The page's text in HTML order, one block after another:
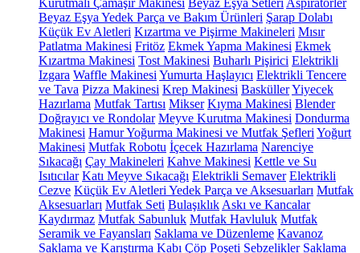
Kurutmalı Çamaşır Makinesi Beyaz Eşya Setleri Aspiratörler
Beyaz Eşya Yedek Parça ve Bakım Ürünleri Şarap Dolabı
Küçük Ev Aletleri Kızartma ve Pişirme Makineleri Mısır
Patlatma Makinesi Fritöz Ekmek Yapma Makinesi Ekmek
Kızartma Makinesi Tost Makinesi Buharlı Pişirici Elektrikli
Izgara Waffle Makinesi Yumurta Haşlayıcı Elektrikli Tencere
ve Tava Pizza Makinesi Krep Makinesi BasküllerYiyecek
Hazırlama Mutfak Tartısı Mikser Kıyma Makinesi Blender
Doğrayıcı ve Rondolar Meyve Kurutma Makinesi Dondurma
Makinesi Hamur Yoğurma Makinesi ve Mutfak Şefleri Yoğurt
Makinesi Mutfak Robotu İçecek Hazırlama Narenciye
Sıkacağı Çay Makineleri Kahve Makinesi Kettle ve Su
Isıtıcılar Katı Meyve Sıkacağı Elektrikli Semaver Elektrikli
Cezve Küçük Ev Aletleri Yedek Parça ve Aksesuarları Mutfak
Aksesuarları Mutfak Seti Bulaşıklık Askı ve Kancalar
Kaydırmaz Mutfak Sabunluk Mutfak Havluluk Mutfak
Seramik ve Fayansları Saklama ve Düzenleme Kavanoz
Saklama ve Karıştırma Kabı Çöp Poşeti Sebzelikler Saklama